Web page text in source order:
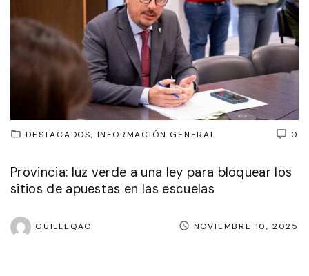
0
DESTACADOS INFORMACIÓN GENERAL
Provincia: luz verde a una ley para bloquear los
sitios de apuestas en las escuelas
GUILLEQAC NOVIEMBRE 10, 2025